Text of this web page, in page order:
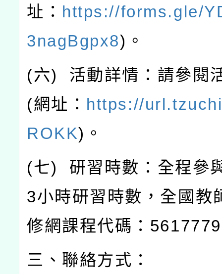
址： https://forms.gle/
3nagBgpx8) 。
(六) 活動詳情：請參閱
(網址： https://
ROKK) 。
(七) 研習時數：全程參
3小時研習時數，全國教
修網課程代碼： 5617779
三、聯絡方式：